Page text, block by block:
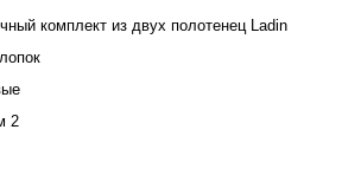
комплект из двух полотенец Ladin
2